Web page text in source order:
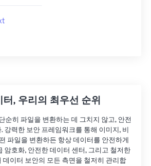
, 우리의 최우선 순위
순히 파일을 변환하는 데 그치지 않고, 안전
강력한 보안 프레임워크를 통해 이미지, 비
파일을 변환하든 항상 데이터를 안전하게
암호화, 안전한 데이터 센터, 그리고 철저한
데이터 보안의 모든 측면을 철저히 관리합